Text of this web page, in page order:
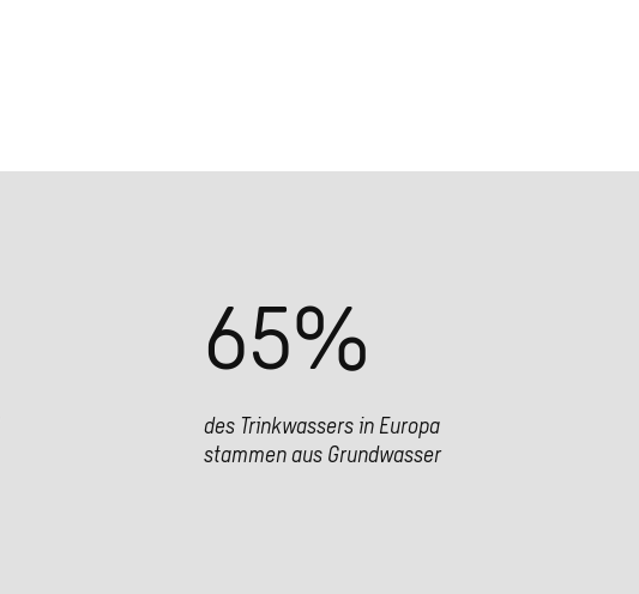
65%
des Trinkwassers in Europa
stammen aus Grundwasser